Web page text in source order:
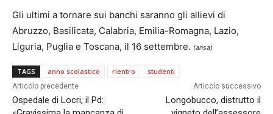
Gli ultimi a tornare sui banchi saranno gli allievi di
Abruzzo, Basilicata, Calabria, Emilia-Romagna, Lazio,
Liguria, Puglia e Toscana, il 16 settembre. (ansa)
TAGS anno scolastico rientro studenti
Articolo precedente
Ospedale di Locri, il Pd:
Articolo successivo
Longobucco, distrutto il